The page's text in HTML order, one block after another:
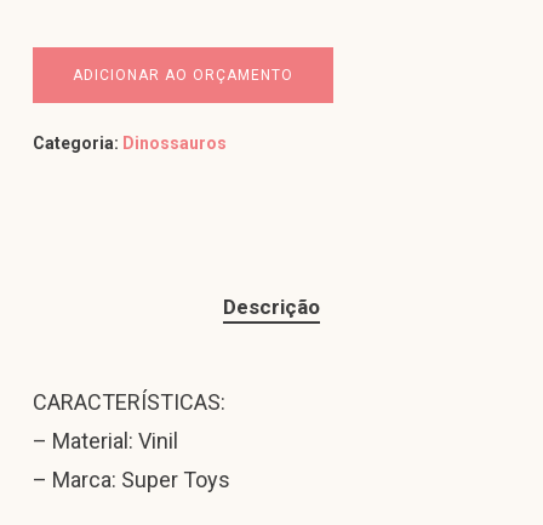
ADICIONAR AO ORÇAMENTO
Categoria: Dinossauros
Descrição
CARACTERÍSTICAS:
– Material: Vinil
– Marca: Super Toys